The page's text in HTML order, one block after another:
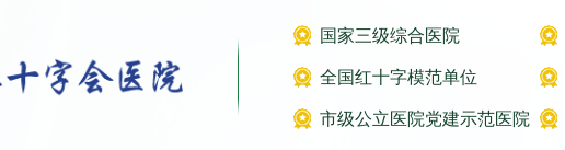
国家三级综合医院
全国红十字模范单位
市级公立医院党建示范医院